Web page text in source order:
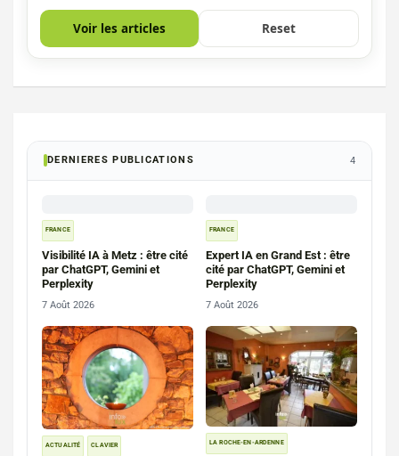
Voir les articles Reset
DERNIERES PUBLICATIONS 4
FRANCE
Visibilité IA à Metz : être cité
par ChatGPT, Gemini et
Perplexity
7 Août 2026
FRANCE
Expert IA en Grand Est : être
cité par ChatGPT, Gemini et
Perplexity
7 Août 2026
ACTUALITÉ CLAVIER LA ROCHE-EN-ARDENNE